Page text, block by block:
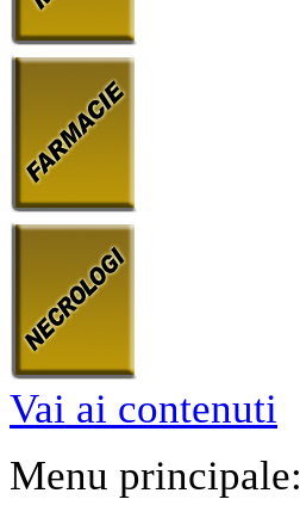
Vai ai contenuti
Menu principale: